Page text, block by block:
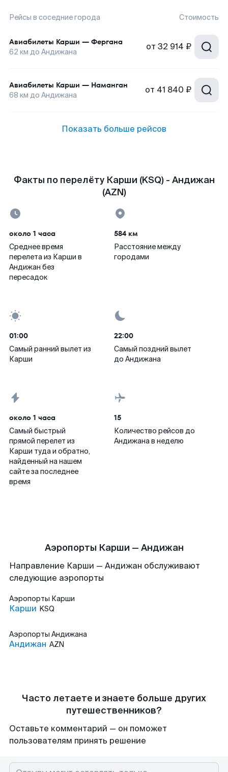
Рейсы в соседние города Стоимость
Авиабилеты Карши — Фергана
62 км до Андижана от 32 914 ₽
Авиабилеты Карши — Наманган
68 км до Андижана от 41 840 ₽
Показать больше рейсов
Факты по перелёту Карши (KSQ) - Андижан
(AZN)
около 1 часа
Среднее время
перелета из Карши в
Андижан без
пересадок
584 км
Расстояние между
городами
01:00
Самый ранний вылет из
Карши
22:00
Самый поздний вылет
до Андижана
около 1 часа
Самый быстрый
прямой перелет из
Карши туда и обратно,
найденный на нашем
сайте за последнее
время
15
Количество рейсов до
Андижана в неделю
Аэропорты Карши — Андижан
Направление Карши — Андижан обслуживают
следующие аэропорты
Аэропорты Карши
Карши KSQ
Аэропорты Андижана
Андижан AZN
Часто летаете и знаете больше других
путешественников?
Оставьте комментарий — он поможет
пользователям принять решение